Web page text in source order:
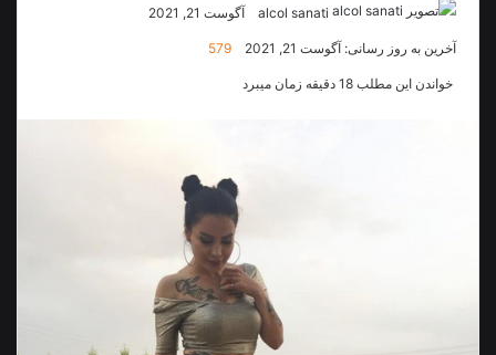
alcol sanati آگوست 21, 2021
آخرین به روز رسانی: آگوست 21, 2021 579
خواندن این مطلب 18 دقیقه زمان میبرد